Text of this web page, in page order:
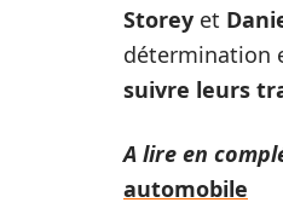
Storey et
détermination
suivre leurs
A lire en
automobile